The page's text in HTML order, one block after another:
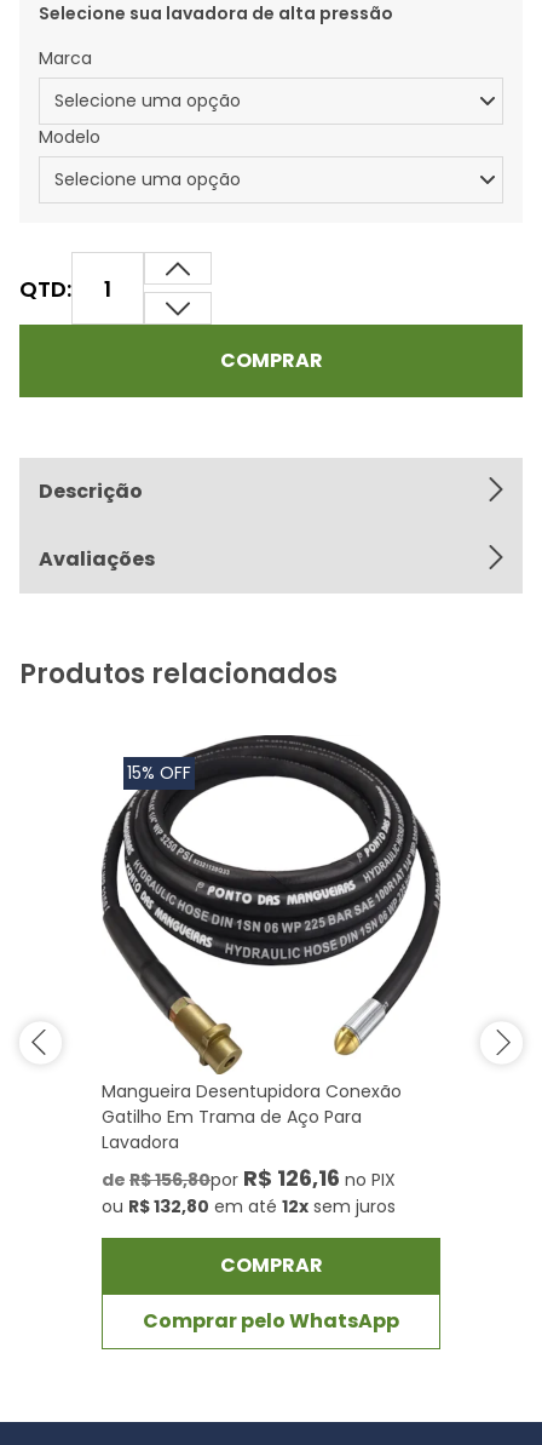
QTD:
COMPRAR
Selecione sua lavadora de alta pressão
Marca
Modelo
Descrição
Avaliações
Produtos relacionados
15% OFF
Mangueira Desentupidora Conexão
Gatilho Em Trama de Aço Para
Lavadora
de R$ 156,80por R$ 126,16 no PIX
ou R$ 132,80 em até 12x sem juros
COMPRAR
Comprar pelo WhatsApp